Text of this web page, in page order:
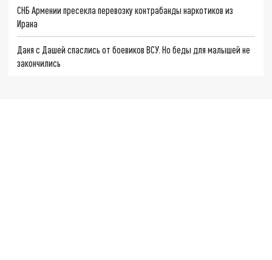
СНБ Армении пресекла перевозку контрабанды наркотиков из
Ирана
Даня с Дашей спаслись от боевиков ВСУ. Но беды для малышей не
закончились